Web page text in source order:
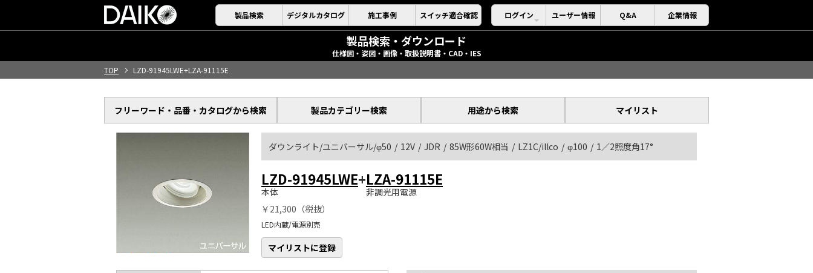
製品検索 デジタルカタログ 施工事例 スイッチ適合確認 ログイン ユーザー情報 Q&A 企業情報
製品検索・ダウンロード
仕様図・姿図・画像・取扱説明書・CAD・IES
TOP
LZD-91945LWE+LZA-91115E
フリーワード・品番・ カタログから検索 製品カテゴリー検索 用途から検索 マイリスト
ダウンライト/ユニバーサル/φ50 12V JDR 85W形60W相当 LZ1C/illco φ100 1／2照度角17°
LZD-91945LWE+
本体
LZA-91115E
非調光用電源
￥21,300（税抜）
LED内蔵/電源別売
マイリストに登録